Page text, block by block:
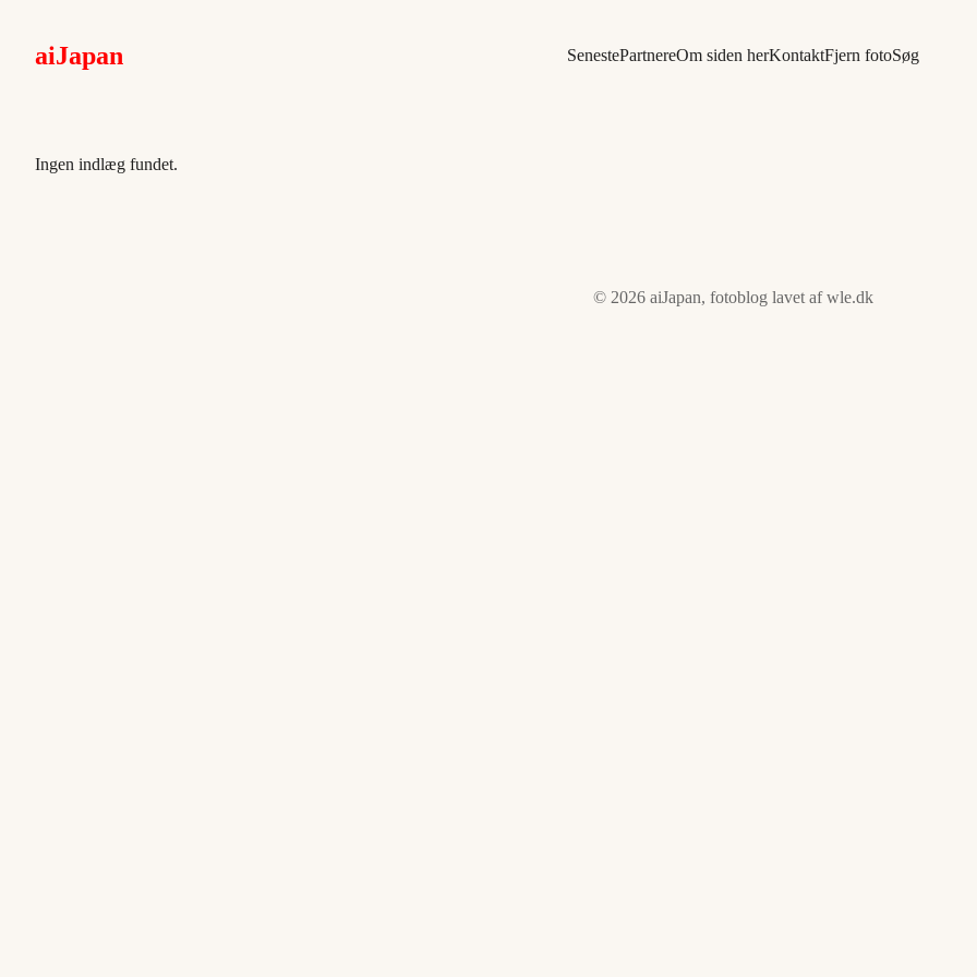
aiJapan SenestePartnereOm siden herKontaktFjern fotoSøg
Ingen indlæg fundet.
© 2026 aiJapan, fotoblog lavet afwle.dk